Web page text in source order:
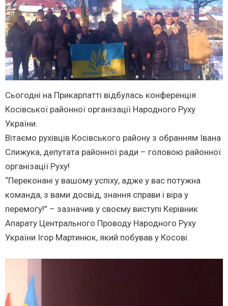
Сьогодні на Прикарпатті відбулась конференція
Косівської районної організації Народного Руху
України.
Вітаємо рухівців Косівського району з обранням Івана
Слижука, депутата районної ради – головою районної
організації Руху!
“Переконані у вашому успіху, адже у вас потужна
команда, з вами досвід, знання справи і віра у
перемогу!” – зазначив у своєму виступі Керівник
Апарату Центрального Проводу Народного Руху
України Ігор Мартинюк, який побував у Косові.